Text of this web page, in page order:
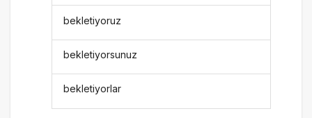
bekletiyoruz
bekletiyorsunuz
bekletiyorlar